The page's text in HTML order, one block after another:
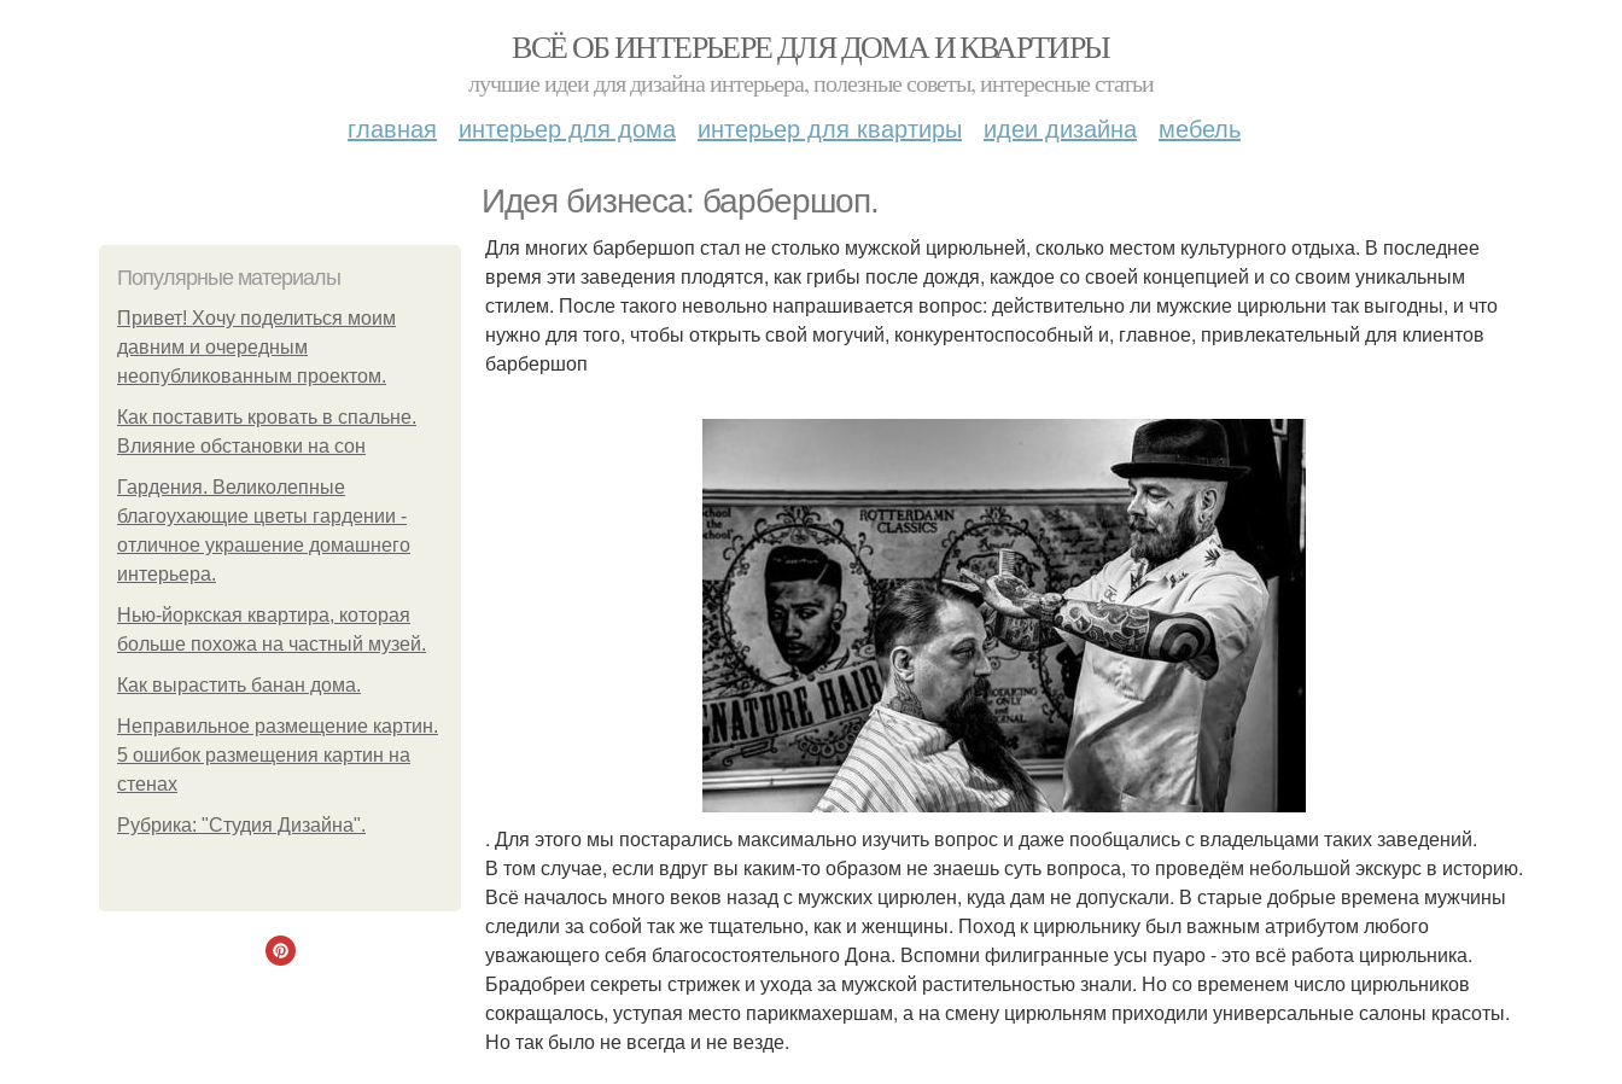
ВСЁ ОБ ИНТЕРЬЕРЕ ДЛЯ ДОМА И КВАРТИРЫ
лучшие идеи для дизайна интерьера, полезные советы, интересные статьи
главная интерьер для дома интерьер для квартиры идеи дизайна мебель
Идея бизнеса: барбершоп.
Популярные материалы
Привет! Хочу поделиться моим
давним и очередным
неопубликованным проектом.
Как поставить кровать в спальне.
Влияние обстановки на сон
Гардения. Великолепные
благоухающие цветы гардении -
отличное украшение домашнего
интерьера.
Нью-йоркская квартира, которая
больше похожа на частный музей.
Как вырастить банан дома.
Неправильное размещение картин.
5 ошибок размещения картин на
стенах
Рубрика: "Студия Дизайна".
Для многих барбершоп стал не столько мужской цирюльней, сколько местом культурного отдыха. В последнее
время эти заведения плодятся, как грибы после дождя, каждое со своей концепцией и со своим уникальным
стилем. После такого невольно напрашивается вопрос: действительно ли мужские цирюльни так выгодны, и что
нужно для того, чтобы открыть свой могучий, конкурентоспособный и, главное, привлекательный для клиентов
барбершоп
. Для этого мы постарались максимально изучить вопрос и даже пообщались с владельцами таких заведений.
В том случае, если вдруг вы каким-то образом не знаешь суть вопроса, то проведём небольшой экскурс в историю.
Всё началось много веков назад с мужских цирюлен, куда дам не допускали. В старые добрые времена мужчины
следили за собой так же тщательно, как и женщины. Поход к цирюльнику был важным атрибутом любого
уважающего себя благосостоятельного Дона. Вспомни филигранные усы пуаро - это всё работа цирюльника.
Брадобреи секреты стрижек и ухода за мужской растительностью знали. Но со временем число цирюльников
сокращалось, уступая место парикмахершам, а на смену цирюльням приходили универсальные салоны красоты.
Но так было не всегда и не везде.